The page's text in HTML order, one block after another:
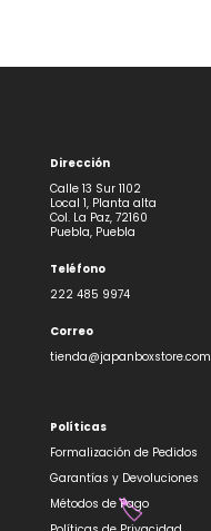
Dirección
Calle 13 Sur 1102
Local 1, Planta alta
Col. La Paz, 72160
Puebla, Puebla
Teléfono
222 485 9974
Correo
tienda@japanboxstore.com
Políticas
Formalización de Pedidos
Garantías y Devoluciones
Métodos de Pago